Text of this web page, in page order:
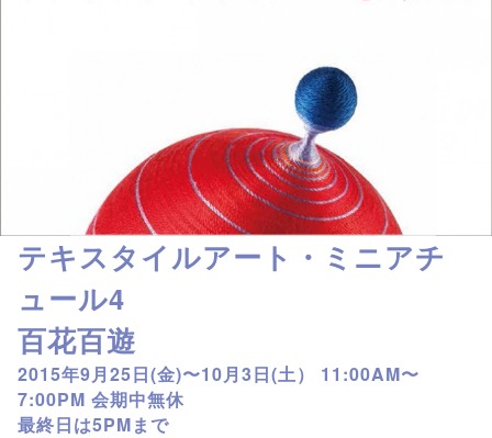
テキスタイルアート・ミニアチ
ュール4
百花百遊
2015年9月25日(金)〜10月3日(土） 11:00AM〜
7:00PM 会期中無休
最終日は5PMまで